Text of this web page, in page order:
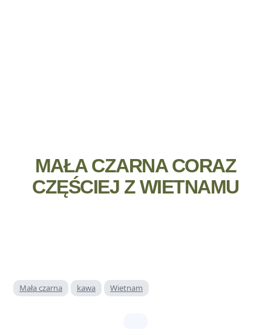
MAŁA CZARNA CORAZ
CZĘŚCIEJ Z WIETNAMU
Mała czarna kawa Wietnam